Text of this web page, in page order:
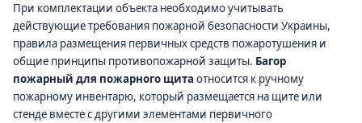
При комплектации объекта необходимо учитывать
действующие требования пожарной безопасности Украины,
правила размещения первичных средств пожаротушения и
общие принципы противопожарной защиты. Багор
пожарный для пожарного щита относится к ручному
пожарному инвентарю, который размещается на щите или
стенде вместе с другими элементами первичного